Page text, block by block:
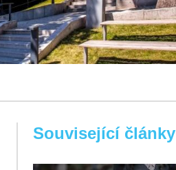
Související články